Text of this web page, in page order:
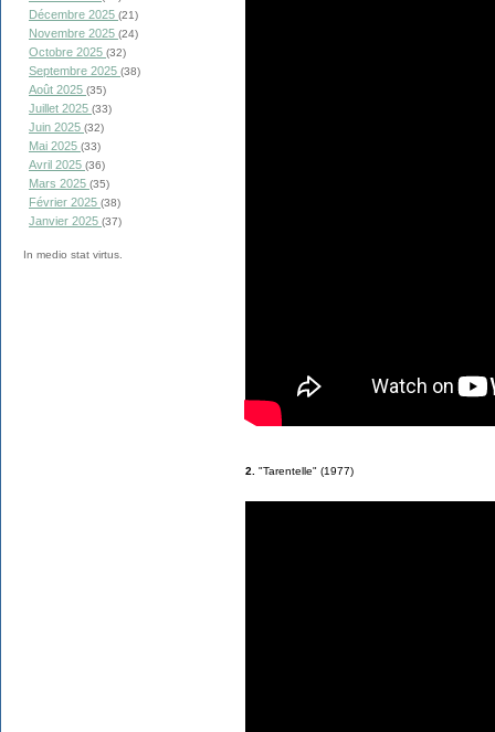
Décembre 2025 (21)
Novembre 2025 (24)
Octobre 2025 (32)
Septembre 2025 (38)
Août 2025 (35)
Juillet 2025 (33)
Juin 2025 (32)
Mai 2025 (33)
Avril 2025 (36)
Mars 2025 (35)
Février 2025 (38)
Janvier 2025 (37)
In medio stat virtus.
2. "Tarentelle" (1977)